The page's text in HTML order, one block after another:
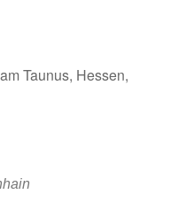
Taunus, Hessen,